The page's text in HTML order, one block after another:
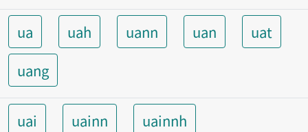
ua uah uann uan
uat
uang
uai uainn uainnh